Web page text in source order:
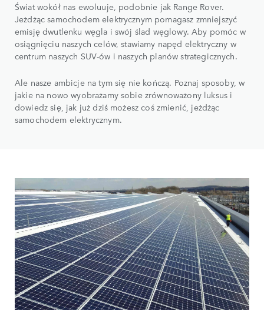
Świat wokół nas ewoluuje, podobnie jak Range Rover.
Jeżdżąc samochodem elektrycznym pomagasz zmniejszyć
emisję dwutlenku węgla i swój ślad węglowy. Aby pomóc w
osiągnięciu naszych celów, stawiamy napęd elektryczny w
centrum naszych SUV-ów i naszych planów strategicznych.
Ale nasze ambicje na tym się nie kończą. Poznaj sposoby, w
jakie na nowo wyobrażamy sobie zrównoważony luksus i
dowiedz się, jak już dziś możesz coś zmienić, jeżdżąc
samochodem elektrycznym.